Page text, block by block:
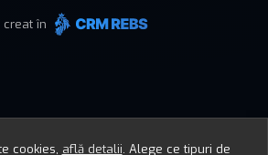
creat în
cookies, află detalii. Alege ce tipuri de